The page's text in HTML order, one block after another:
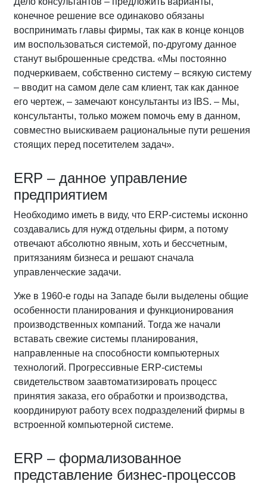
конечное решение все одинаково обязаны
воспринимать главы фирмы, так как в конце концов
им воспользоваться системой, по-другому данное
станут выброшенные средства. «Мы постоянно
подчеркиваем, собственно систему – всякую систему
– вводит на самом деле сам клиент, так как данное
его чертеж, – замечают консультанты из IBS. – Мы,
консультанты, только можем помочь ему в данном,
совместно выискиваем рациональные пути решения
стоящих перед посетителем задач».
ERP – данное управление
предприятием
Необходимо иметь в виду, что ERP-системы исконно
создавались для нужд отдельны фирм, а потому
отвечают абсолютно явным, хоть и бессчетным,
притязаниям бизнеса и решают сначала
управленческие задачи.
Уже в 1960-е годы на Западе были выделены общие
особенности планирования и функционирования
производственных компаний. Тогда же начали
вставать свежие системы планирования,
направленные на способности компьютерных
технологий. Прогрессивные ERP-системы
свидетельством заавтоматизировать процесс
принятия заказа, его обработки и производства,
координируют работу всех подразделений фирмы в
встроенной компьютерной системе.
ERP – формализованное
представление бизнес-процессов